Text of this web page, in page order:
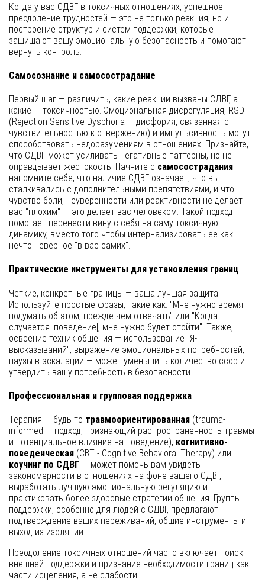
Когда у вас СДВГ в токсичных отношениях, успешное
преодоление трудностей — это не только реакция, но и
построение структур и систем поддержки, которые
защищают вашу эмоциональную безопасность и помогают
вернуть контроль.
Самосознание и самосострадание
Первый шаг — различить, какие реакции вызваны СДВГ, а
какие — токсичностью. Эмоциональная дисрегуляция, RSD
(Rejection Sensitive Dysphoria — дисфория, связанная с
чувствительностью к отвержению) и импульсивность могут
способствовать недоразумениям в отношениях. Признайте,
что СДВГ может усиливать негативные паттерны, но не
оправдывает жестокость. Начните с самосострадания:
напомните себе, что наличие СДВГ означает, что вы
сталкивались с дополнительными препятствиями, и что
чувство боли, неуверенности или реактивности не делает
вас "плохим" — это делает вас человеком. Такой подход
помогает перенести вину с себя на саму токсичную
динамику, вместо того чтобы интернализировать ее как
нечто неверное "в вас самих".
Практические инструменты для установления границ
Четкие, конкретные границы — ваша лучшая защита.
Используйте простые фразы, такие как: "Мне нужно время
подумать об этом, прежде чем отвечать" или "Когда
случается [поведение], мне нужно будет отойти". Также,
освоение техник общения — использование "Я-
высказываний", выражение эмоциональных потребностей,
паузы в эскалации — может уменьшить количество ссор и
утвердить вашу потребность в безопасности.
Профессиональная и групповая поддержка
Терапия — будь то травмоориентированная (trauma-
informed — подход, признающий распространенность травмы
и потенциальное влияние на поведение), когнитивно-
поведенческая (CBT - Cognitive Behavioral Therapy) или
коучинг по СДВГ — может помочь вам увидеть
закономерности в отношениях на фоне вашего СДВГ,
выработать лучшую эмоциональную регуляцию и
практиковать более здоровые стратегии общения. Группы
поддержки, особенно для людей с СДВГ, предлагают
подтверждение ваших переживаний, общие инструменты и
выход из изоляции.
Преодоление токсичных отношений часто включает поиск
внешней поддержки и признание необходимости границ как
части исцеления, а не слабости.